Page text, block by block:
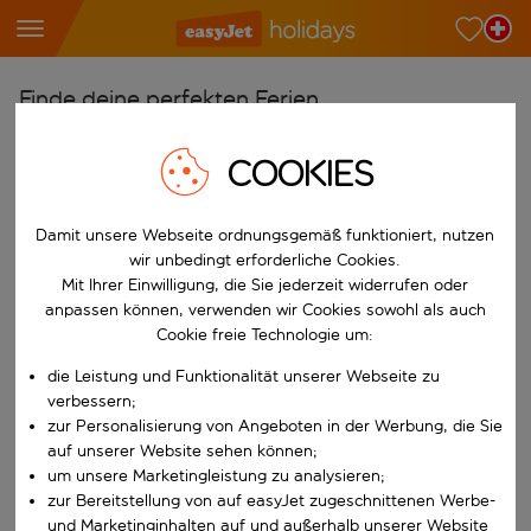
Finde deine perfekten Ferien
Beginne mit der Eingabe für die automatische
Wähle deine Flughäfen
Beginne mit der Eingabe für die automatische
Reiseziele finden
Nach
W&auml;hle ein Ab- und R&uuml;ckflugdatum aus.
Wähle deine Reisedaten
Wann
Wer
Suchen
COOKIES
Damit unsere Webseite ordnungsgemäß funktioniert, nutzen
wir unbedingt erforderliche Cookies.
Mit Ihrer Einwilligung, die Sie jederzeit widerrufen oder
anpassen können, verwenden wir Cookies sowohl als auch
Cookie freie Technologie um:
die Leistung und Funktionalität unserer Webseite zu
verbessern;
zur Personalisierung von Angeboten in der Werbung, die Sie
auf unserer Website sehen können;
um unsere Marketingleistung zu analysieren;
zur Bereitstellung von auf easyJet zugeschnittenen Werbe-
und Marketinginhalten auf und außerhalb unserer Website